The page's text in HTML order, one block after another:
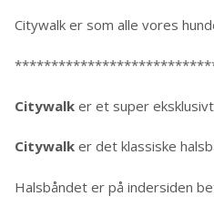
Citywalk er som alle vores
Citywalk er et super
Citywalk er det klassiske
Halsbåndet er på indersiden